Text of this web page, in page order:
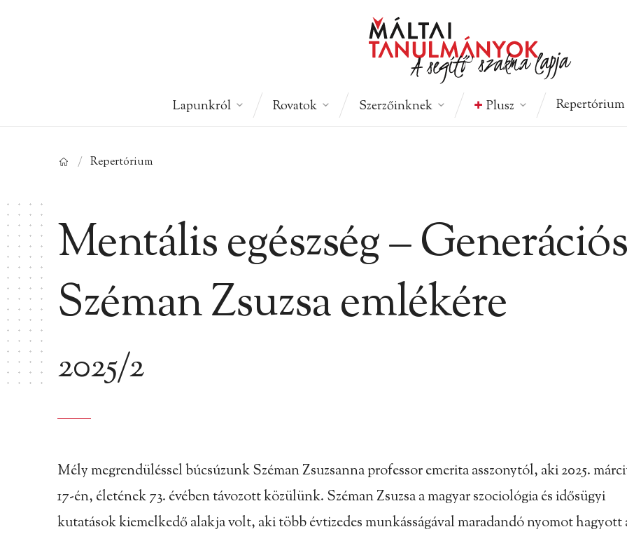
Lapunkról Rovatok Szerzőinknek Plusz Repertórium
/ Repertórium
Mentális egészség –
Széman Zsuzsa emlékére
2025/2
Mély megrendüléssel búcsúzunk Széman Zsuzsanna professor emerita asszonytól, aki 2025.
17-én, életének 73. évében távozott közülünk. Széman Zsuzsa a magyar szociológia és idősügyi
kutatások kiemelkedő alakja volt, aki több évtizedes munkásságával maradandó nyomot hagyott